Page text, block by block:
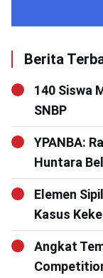
Berita
140 Siswa
SNBP
YPANBA:
Huntara
Elemen
Kasus
Angkat